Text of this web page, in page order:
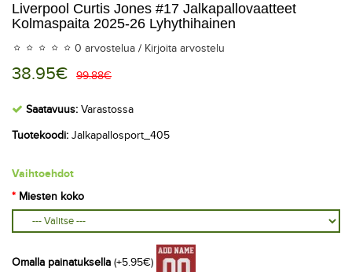
Liverpool Curtis Jones #17 Jalkapallovaatteet
Kolmaspaita 2025-26 Lyhythihainen
0 arvostelua / Kirjoita arvostelu
38.95€ 99.88€
Saatavuus: Varastossa
Tuotekoodi: Jalkapallosport_405
Vaihtoehdot
Miesten koko
Omalla painatuksella (+5.95€)